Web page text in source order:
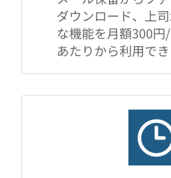
ダウンロード、上
な機能を月額300
あたりから利用でき